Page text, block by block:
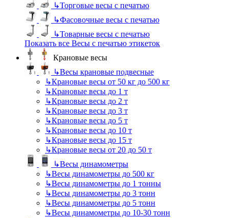
↳Торговые весы с печатью
↳Фасовочные весы с печатью
↳Товарные весы с печатью
Показать все Весы с печатью этикеток
Крановые весы
↳Весы крановые подвесные
↳Крановые весы от 50 кг до 500 кг
↳Крановые весы до 1 т
↳Крановые весы до 2 т
↳Крановые весы до 3 т
↳Крановые весы до 5 т
↳Крановые весы до 10 т
↳Крановые весы до 15 т
↳Крановые весы от 20 до 50 т
↳Весы динамометры
↳Весы динамометры до 500 кг
↳Весы динамометры до 1 тонны
↳Весы динамометры до 3 тонн
↳Весы динамометры до 5 тонн
↳Весы динамометры до 10-30 тонн